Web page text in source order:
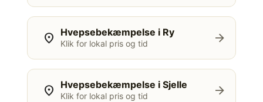
location_on Hvepsebekæmpelse i Ry
Klik for lokal pris og tid arrow_forward
location_on Hvepsebekæmpelse i Sjelle
Klik for lokal pris og tid arrow_forward